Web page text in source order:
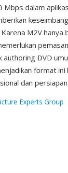
Mbps dalam
M2V
authoring DVD
format
dan
Experts Group